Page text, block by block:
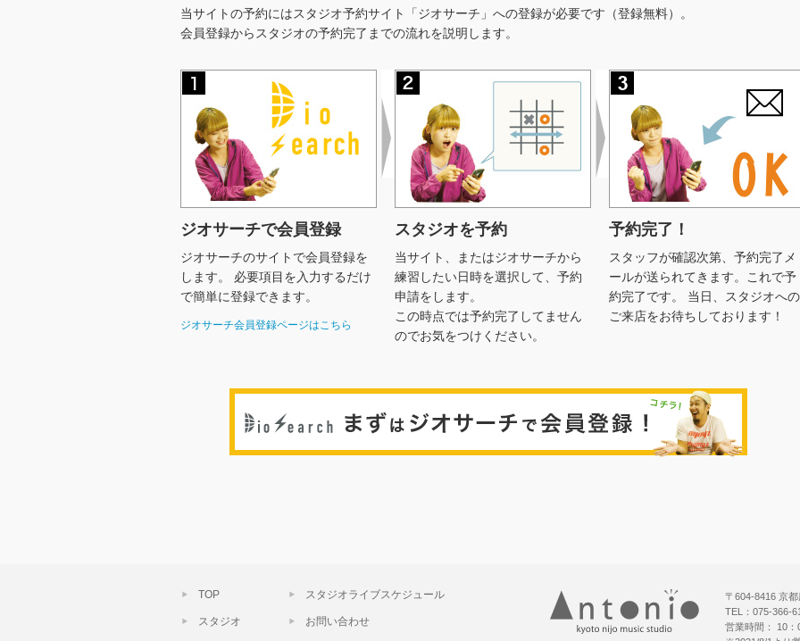
当サイトの予約にはスタジオ予約サイト「ジオサーチ」への登録が必要です（登録無料）。
会員登録からスタジオの予約完了までの流れを説明します。
ジオサーチで会員登録
ジオサーチのサイトで会員登録を
します。 必要項目を入力するだけ
で簡単に登録できます。
ジオサーチ会員登録ページはこちら
スタジオを予約
当サイト、またはジオサーチから
練習したい日時を選択して、予約
申請をします。
この時点では予約完了してません
のでお気をつけください。
予約完了！
スタッフが確認次第、予約完了メ
ールが送られてきます。これで予
約完了です。 当日、スタジオへの
ご来店をお待ちしております！
TOP
スタジオ
スタジオライブスケジュール
お問い合わせ
〒604-8416 京
TEL：075-366-
営業時間： 10：